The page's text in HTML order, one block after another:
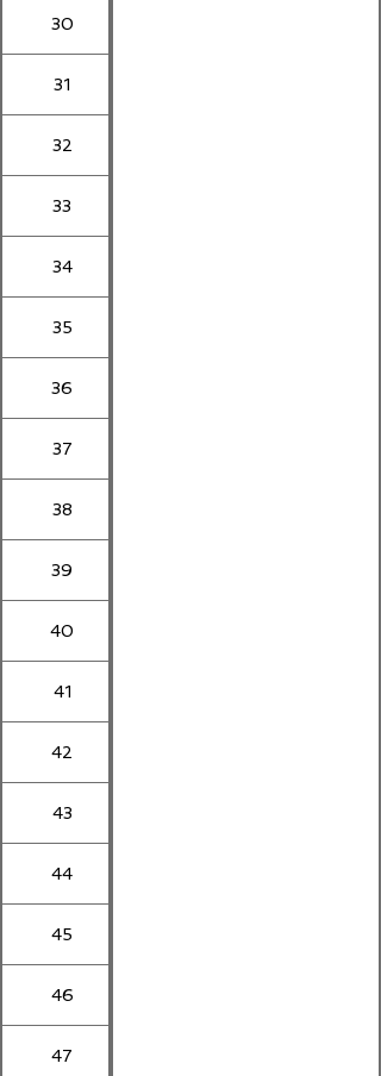
30
31
32
33
34
35
36
37
38
39
40
41
42
43
44
45
46
47